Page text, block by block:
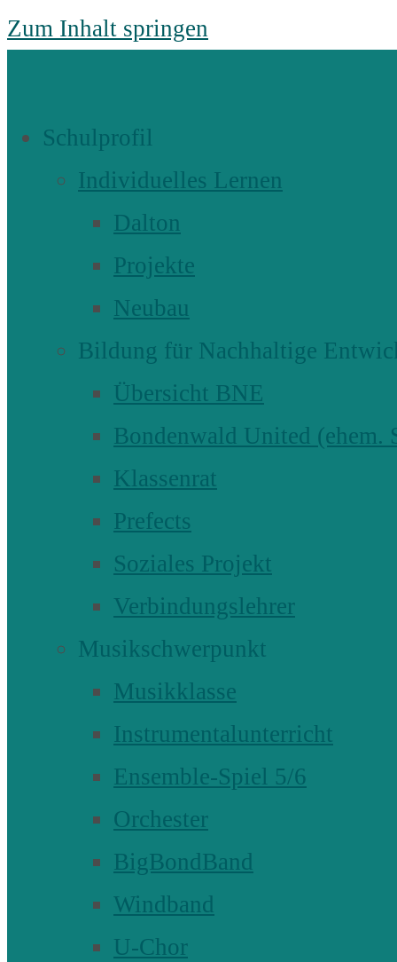
Zum Inhalt springen
Schulprofil
Individuelles Lernen
Dalton
Projekte
Neubau
Bildung für Nachhaltige
Übersicht BNE
Bondenwald United (ehem.
Klassenrat
Prefects
Soziales Projekt
Verbindungslehrer
Musikschwerpunkt
Musikklasse
Instrumentalunterricht
Ensemble-Spiel 5/6
Orchester
BigBondBand
Windband
U-Chor